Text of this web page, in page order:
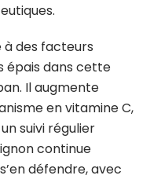
à des facteurs
épais dans cette
Il augmente
en vitamine C,
suivi régulier
continue
défendre, avec